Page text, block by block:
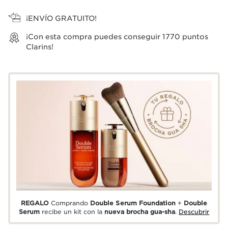
¡ENVÍO GRATUITO!
¡Con esta compra puedes conseguir 1770 puntos
Clarins!
REGALO Comprando Double Serum Foundation + Double
Serumrecibe un kit con la nueva brocha gua-sha. Descubrir